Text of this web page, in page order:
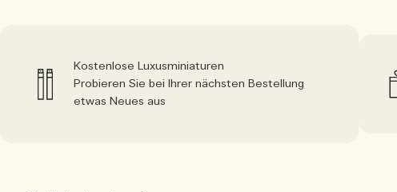
Kostenlose Luxusminiaturen
Probieren Sie bei Ihrer nächsten Bestellung
etwas Neues aus